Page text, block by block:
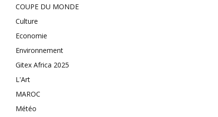
COUPE DU MONDE
Culture
Economie
Environnement
Gitex Africa 2025
L'Art
MAROC
Météo